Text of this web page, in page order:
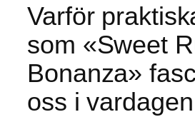
Varför
som «Sweet
Bonanza»
oss i vardagen